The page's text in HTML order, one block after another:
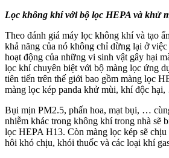
Lọc không khí với bộ lọc HEPA và khử
Theo đánh giá máy lọc không khí và tạo
khả năng của nó không chỉ dừng lại ở
hoạt động của những vi sinh vật gây hại
lọc khí chuyên biệt với bộ màng lọc ứng
tiên tiến trên thế giới bao gồm màng lọc
màng lọc kép panda khử mùi, khí độc
Bụi mịn PM2.5, phấn hoa, mạt bụi, …
nhiễm khác trong không khí trong nhà sẽ
lọc HEPA H13. Còn màng lọc kép sẽ chịu
hôi khó chịu, khói thuốc và các loại khí